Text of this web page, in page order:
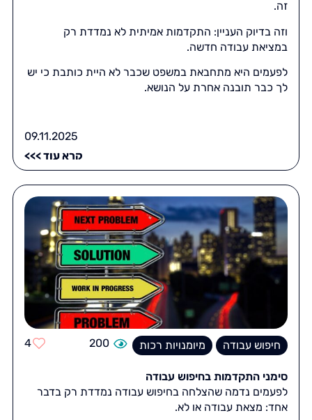
זה.
וזה בדיוק העניין: התקדמות אמיתית לא נמדדת רק
במציאת עבודה חדשה.
לפעמים היא מתחבאת במשפט שכבר לא היית כותבת כי יש
לך כבר תובנה אחרת על הנושא.
09.11.2025
קרא עוד >>>
חיפוש עבודה מיומנויות רכות 200
4
סימני התקדמות בחיפוש עבודה
לפעמים נדמה שהצלחה בחיפוש עבודה נמדדת רק בדבר
אחד: מצאת עבודה או לא.